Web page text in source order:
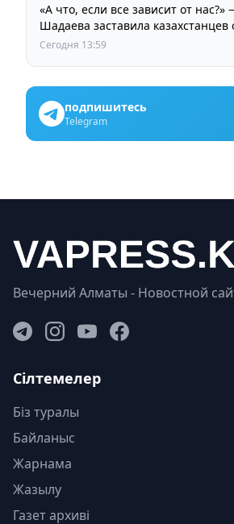
«А что, если все зависит от
Шадаева заставила казахстанцев
задуматься
Сегодня 13:59
подпишитесь
Telegram
Вечерний Алматы - Новостной
Сілтемелер
Біз туралы
Байланыс
Жарнама
Жазылу
Газет архиві